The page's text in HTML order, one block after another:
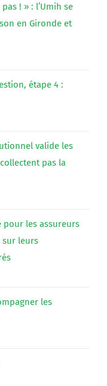
! » : l’Umih se
en Gironde et
étape 4 :
valide les
pas la
pour les assureurs
sur leurs
les